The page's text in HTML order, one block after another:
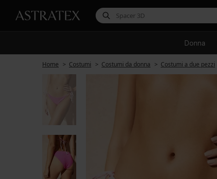
Donna
Home Costumi Costumi da donna Costumi a due pezzi